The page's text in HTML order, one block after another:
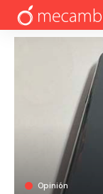
Opinión